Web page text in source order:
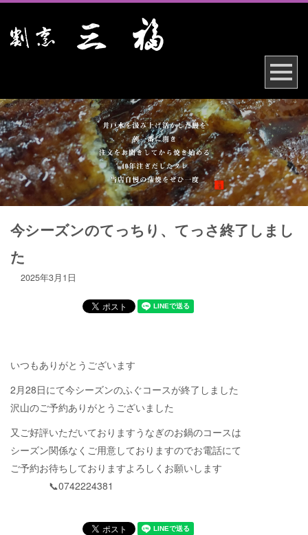
今シーズンのてっちり、てっさ終了しまし
た
2025年3月1日
いつもありがとうございます
2月28日にて今シーズンのふぐコースが終了しました
沢山のご予約ありがとうございました
又ご好評いただいておりますうなぎのお鍋のコースは
シーズン関係なくご用意しておりますのでお電話にて
ご予約お待ちしておりますよろしくお願いします
📞0742224381